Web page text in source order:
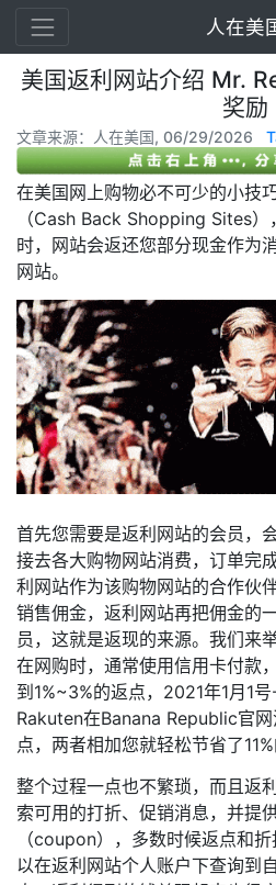
人在美
美国返利网站介绍 Mr.
奖励
文章来源：人在美国, 06/29/2026
在美国网上购物必不可少的小技
（Cash Back Shopping Sites
时，网站会返还您部分现金作为
网站。
首先您需要是返利网站的会员，
接去各大购物网站消费，订单完
利网站作为该购物网站的合作伙
销售佣金，返利网站再把佣金的
员，这就是返现的来源。我们来
在网购时，通常使用信用卡付款
到1%~3%的返点，2021年1月1
Rakuten在Banana Republic官
点，两者相加您就轻松节省了11%
整个过程一点也不繁琐，而且返
索可用的打折、促销消息，并提
（coupon），多数时候返点和
以在返利网站个人账户下查询到